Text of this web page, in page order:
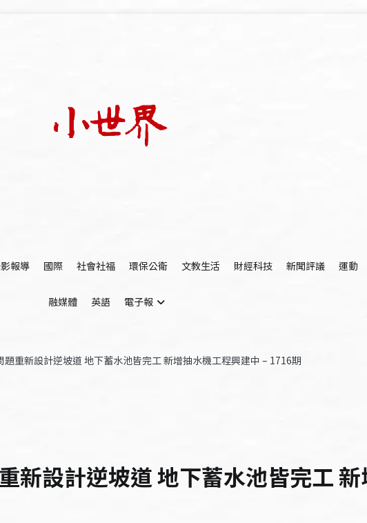
報導 國際 社會社福 環保公衛 文教生活 財經科技 新聞評議 運動
融媒體 英語 電子報
題重新設計逆坡道 地下蓄水池皆完工 新增抽水機工程興建中 – 1716期
新設計逆坡道 地下蓄水池皆完工